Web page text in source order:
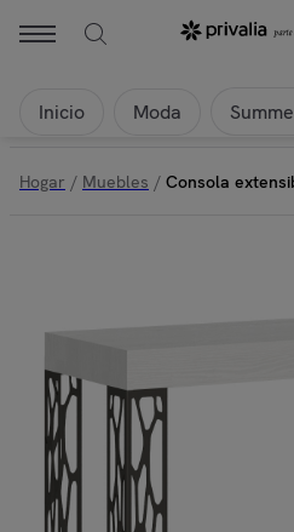
Inicio Moda
Hogar / Muebles / Consola